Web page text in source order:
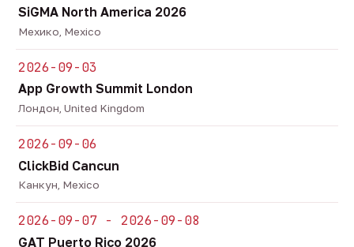
SiGMA North America 2026
Мехико, Mexico
2026-09-03
App Growth Summit London
Лондон, United Kingdom
2026-09-06
ClickBid Cancun
Канкун, Mexico
2026-09-07 - 2026-09-08
GAT Puerto Rico 2026